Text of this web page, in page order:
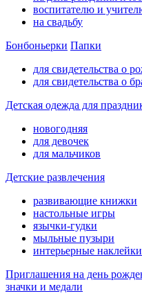
воспитателю и
на свадьбу
Бонбоньерки Папки
для свидетельства о
для свидетельства о
Детская одежда для
новогодняя
для девочек
для мальчиков
Детские развлечения
развивающие книжки
настольные игры
язычки-гудки
мыльные пузыри
интерьерные наклейки
Приглашения на день
значки и медали